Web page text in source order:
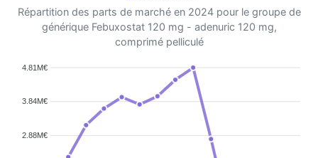
Répartition des parts de marché en 2024 pour le groupe de
générique Febuxostat 120 mg - adenuric 120 mg,
comprimé pelliculé
4.81M€
3.84M€
2.88M€